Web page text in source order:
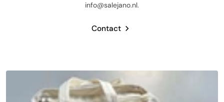
info@salejano.nl.
Contact